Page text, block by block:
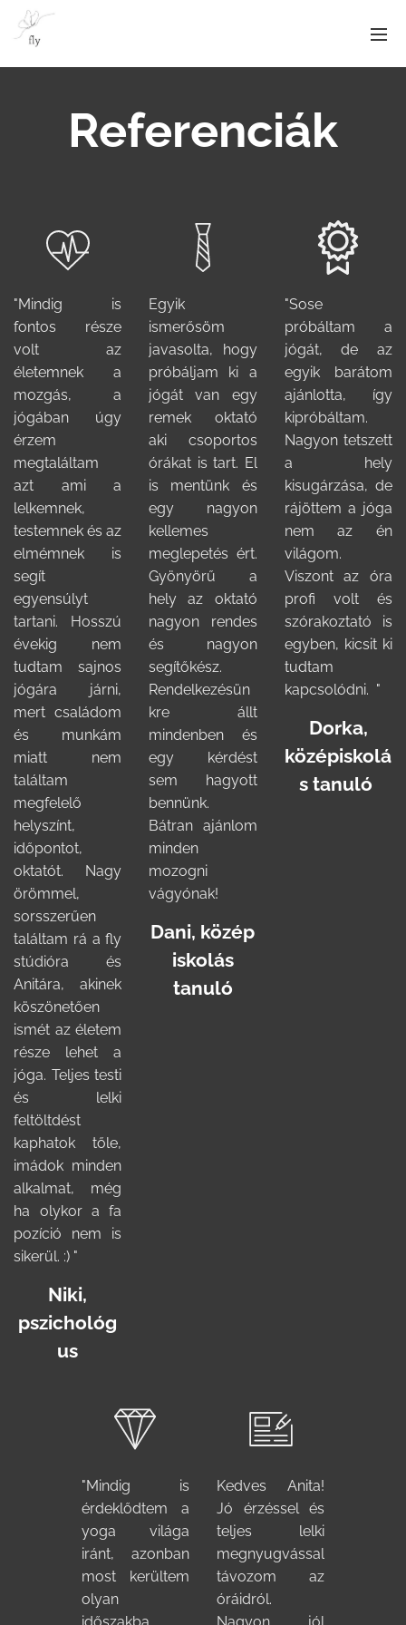
Referenciák
"Mindig is
fontos része
volt az
életemnek a
mozgás, a
jógában úgy
érzem
megtaláltam
azt ami a
lelkemnek,
testemnek és az
elmémnek is
segít
egyensúlyt
tartani. Hosszú
évekig nem
tudtam sajnos
jógára járni,
mert családom
és munkám
miatt nem
találtam
megfelelő
helyszínt,
időpontot,
oktatót. Nagy
örömmel,
sorsszerűen
találtam rá a fly
stúdióra és
Anitára, akinek
köszönetően
ismét az életem
része lehet a
jóga. Teljes testi
és lelki
feltöltdést
kaphatok tőle,
imádok minden
alkalmat, még
ha olykor a fa
pozíció nem is
sikerül. :) "
Niki,
pszichológ
us
Egyik
ismerősöm
javasolta, hogy
próbáljam ki a
jógát van egy
remek oktató
aki csoportos
órákat is tart. El
is mentünk és
egy nagyon
kellemes
meglepetés ért.
Gyönyörű a
hely az oktató
nagyon rendes
és nagyon
segítőkész.
Rendelkezésün
kre állt
mindenben és
egy kérdést
sem hagyott
bennünk.
Bátran ajánlom
minden
mozogni
vágyónak!
Dani, közép
iskolás
tanuló
"Sose
próbáltam a
jógát, de az
egyik barátom
ajánlotta, így
kipróbáltam.
Nagyon tetszett
a hely
kisugárzása, de
rájöttem a jóga
nem az én
világom.
Viszont az óra
profi volt és
szórakoztató is
egyben, kicsit ki
tudtam
kapcsolódni. "
Dorka,
középiskolá
s tanuló
"Mindig is
érdeklődtem a
yoga világa
iránt, azonban
most kerültem
olyan
Kedves Anita!
Jó érzéssel és
teljes lelki
megnyugvással
távozom az
óráidról.